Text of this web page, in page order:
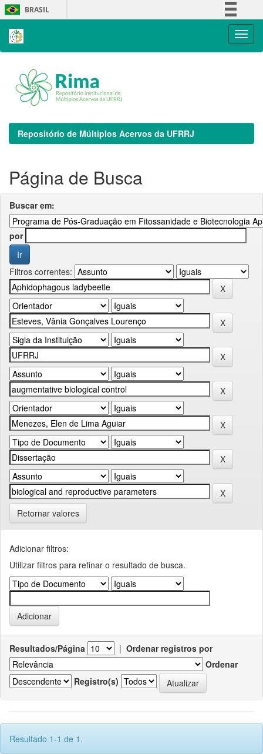
Skip
navigation
BRASIL
Repositório de Múltiplos Acervos da UFRRJ
Página de Busca
Buscar em:
por
Filtros correntes:
Retornar valores
Adicionar filtros:
Utilizar filtros para refinar o resultado de busca.
Resultados/Página | Ordenar registros por
Ordenar
Registro(s)
Resultado 1-1 de 1.